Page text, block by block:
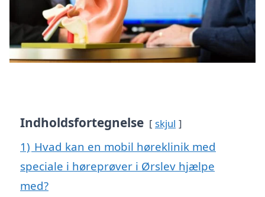
Indholdsfortegnelse skjul
1) Hvad kan en mobil høreklinik med
speciale i høreprøver i Ørslev hjælpe
med?